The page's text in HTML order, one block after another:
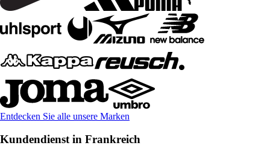
Entdecken Sie alle unsere Marken
Kundendienst in Frankreich